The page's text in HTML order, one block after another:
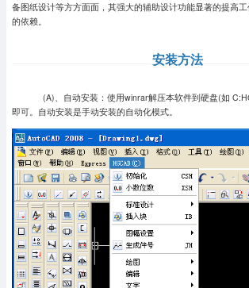
备图纸设计等方方面面，其强大的辅助设计功能显著的提高
的依赖。
安装方法
(A)、自动安装：使用winrar解压本软件到硬盘(如
即可。自动安装是手动安装的自动化模式。